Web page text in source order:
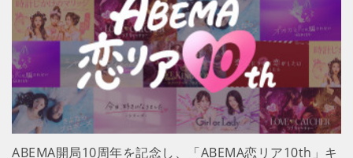
ABEMA開局10周年を記念し、「ABEMA恋リア10th」キ